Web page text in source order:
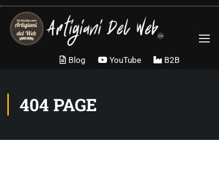
B2B
YouTube
Blog
404 PAGE